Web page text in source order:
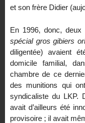
et son frère Didier
En 1996, donc, deux
spécial gros gibiers
diligentée) avaient
domicile familial,
chambre de ce
des munitions qui
syndicaliste du LKP.
avait d’ailleurs été
provisoire ; il avait